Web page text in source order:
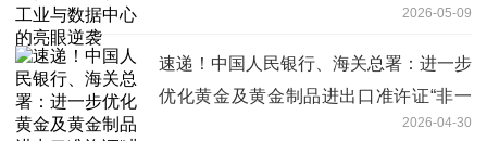
2026-05-09
速递！中国人民银行、海关总署：进一步
优化黄金及黄金制品进出口准许证“非一
2026-04-30